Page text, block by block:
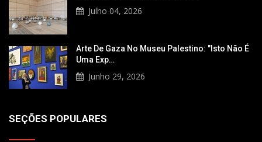
Julho 04, 2026
Arte De Gaza No Museu Palestino: "Isto Não É
Uma Exp…
Junho 29, 2026
SEÇÕES POPULARES